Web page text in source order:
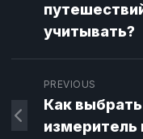
учитывать?
PREVIOUS
Как
измеритель